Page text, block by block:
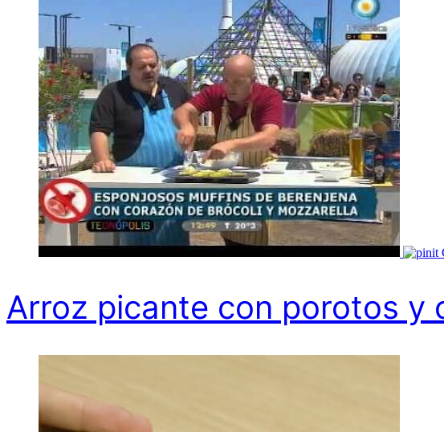
Arroz picante con porotos y